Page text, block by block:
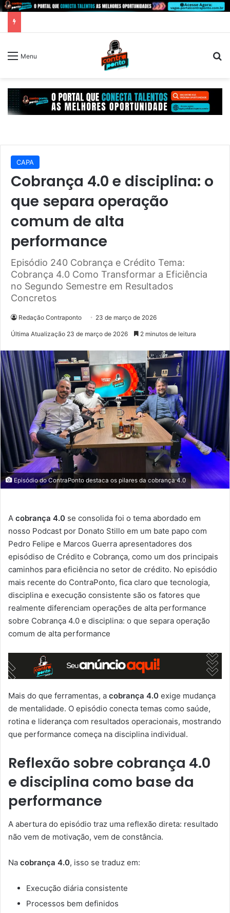
Menu
CAPA
Cobrança 4.0 e disciplina: o
que separa operação
comum de alta
performance
Episódio 240 Cobrança e Crédito Tema:
Cobrança 4.0 Como Transformar a Eficiência
no Segundo Semestre em Resultados
Concretos
Redação Contraponto 23 de março de 2026
Última Atualização 23 de março de 2026 2 minutos de leitura
Episódio do ContraPonto destaca os pilares da cobrança 4.0
A cobrança 4.0 se consolida foi o tema abordado em
nosso Podcast por Donato Stillo em um bate papo com
Pedro Felipe e Marcos Guerra apresentadores dos
episódiso de Crédito e Cobrança, como um dos principais
caminhos para eficiência no setor de crédito. No episódio
mais recente do ContraPonto, fica claro que tecnologia,
disciplina e execução consistente são os fatores que
realmente diferenciam operações de alta performance
sobre Cobrança 4.0 e disciplina: o que separa operação
comum de alta performance
Mais do que ferramentas, a cobrança 4.0 exige mudança
de mentalidade. O episódio conecta temas como saúde,
rotina e liderança com resultados operacionais, mostrando
que performance começa na disciplina individual.
Reflexão sobre cobrança 4.0
e disciplina como base da
performance
A abertura do episódio traz uma reflexão direta: resultado
não vem de motivação, vem de constância.
Na cobrança 4.0, isso se traduz em:
Execução diária consistente
Processos bem definidos